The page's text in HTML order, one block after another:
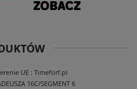
UE : Timeforf.pl
16C/SEGMENT 6